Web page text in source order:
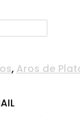
, Aros de